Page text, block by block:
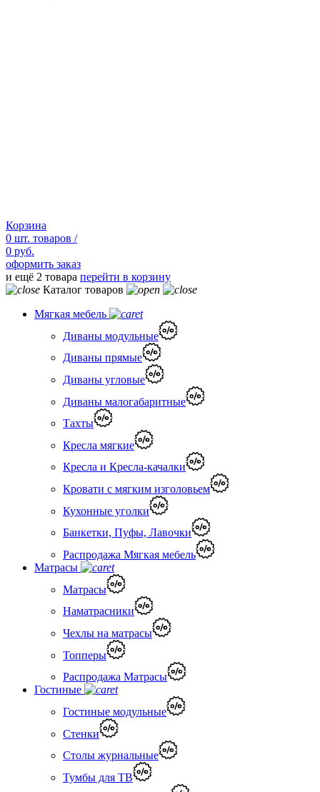
Корзина
0 шт. товаров /
0 руб.
оформить заказ
и ещё 2 товара перейти в корзину
Каталог товаров
Мягкая мебель
Диваны модульные
Диваны прямые
Диваны угловые
Диваны малогабаритные
Тахты
Кресла мягкие
Кресла и Кресла-качалки
Кровати с мягким изголовьем
Кухонные уголки
Банкетки, Пуфы, Лавочки
Распродажа Мягкая мебель
Матрасы
Матрасы
Наматрасники
Чехлы на матрасы
Топперы
Распродажа Матрасы
Гостиные
Гостиные модульные
Стенки
Столы журнальные
Тумбы для ТВ